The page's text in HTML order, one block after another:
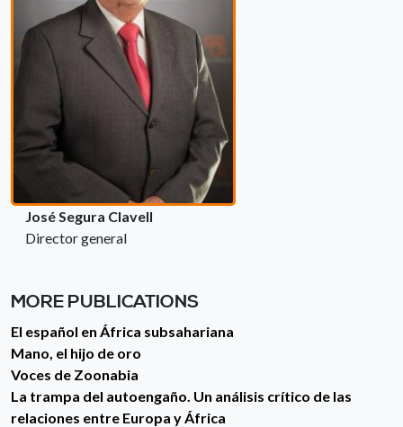
José Segura Clavell
Director general
MORE PUBLICATIONS
El español en África subsahariana
Mano, el hijo de oro
Voces de Zoonabia
La trampa del autoengaño. Un análisis crítico de las
relaciones entre Europa y África